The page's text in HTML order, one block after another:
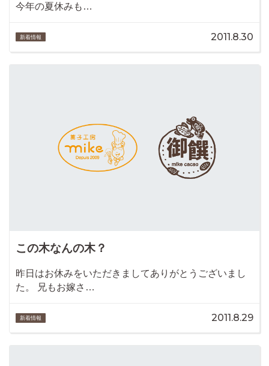
今年の夏休みも…
新着情報 2011.8.30
この木なんの木？
昨日はお休みをいただきましてありがとうございまし
た。 兄もお嫁さ…
新着情報 2011.8.29